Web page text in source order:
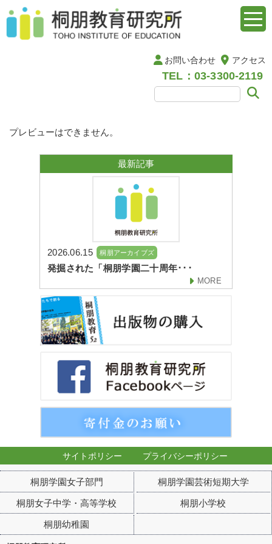
お問い合わせ アクセス
TEL：03-3300-2119
プレビューはできません。
最新記事
2026.06.15 桐朋アーカイブズ
発掘された「桐朋学園二十周年･･･
MORE
サイトポリシー プライバシーポリシー
桐朋学園女子部門 桐朋学園芸術短期大学
桐朋女子中学・高等学校 桐朋小学校
桐朋幼稚園